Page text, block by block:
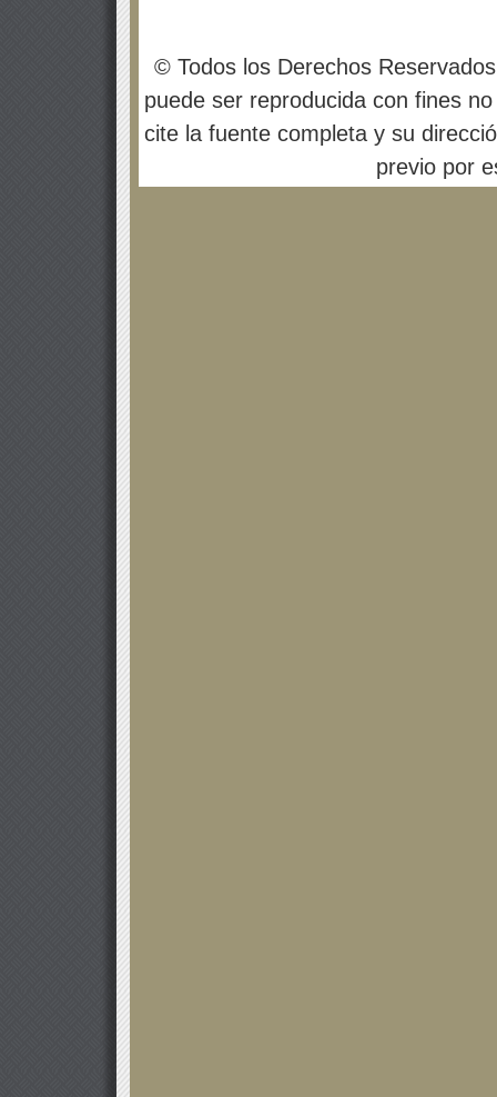
© Todos los Derechos
puede ser reproducida con fines
cite la fuente completa y su
previo por